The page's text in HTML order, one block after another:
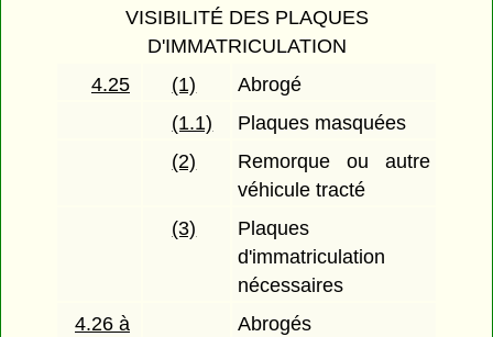
VISIBILITÉ DES PLAQUES
D'IMMATRICULATION
4.25
(1)
Abrogé
(1.1)
Plaques masquées
(2)
Remorque ou autre
véhicule tracté
(3)
Plaques
d'immatriculation
nécessaires
4.26 à
Abrogés